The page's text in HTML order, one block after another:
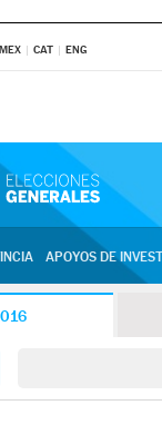
MEX CAT ENG
APOYOS DE